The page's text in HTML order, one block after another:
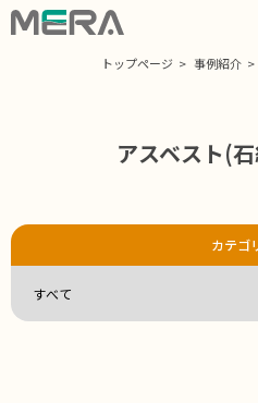
トップページ 事例紹介
アスベスト(
カテゴ